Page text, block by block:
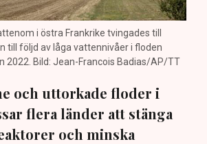
i östra Frankrike tvingades till
till följd av låga vattennivåer i floden
2022. Bild: Jean-Francois Badias/AP/TT
och uttorkade floder i
flera länder att stänga
och minska